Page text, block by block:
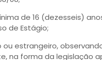
de 16 (dezesseis)
de Estágio;
ou estrangeiro,
na forma da legislação